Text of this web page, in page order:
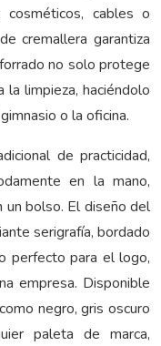
cosméticos, cables o
cremallera garantiza
no solo protege
limpieza, haciéndolo
o la oficina.
de practicidad,
en la mano,
un bolso. El diseño del
serigrafía, bordado
perfecto para el logo,
empresa. Disponible
negro, gris oscuro
paleta de marca,